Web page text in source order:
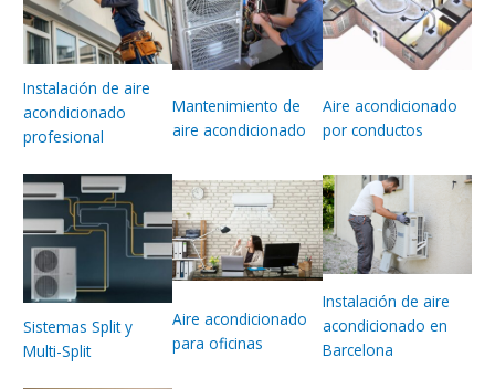
Instalación de aire
acondicionado
profesional
Mantenimiento de
aire acondicionado
Aire acondicionado
por conductos
Sistemas Split y
Multi-Split
Aire acondicionado
para oficinas
Instalación de aire
acondicionado en
Barcelona